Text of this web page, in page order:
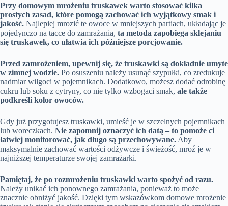
Przy domowym mrożeniu truskawek warto stosować kilka
prostych zasad, które pomogą zachować ich wyjątkowy smak i
jakość. Najlepiej mrozić te owoce w mniejszych partiach, układając je
pojedynczo na tacce do zamrażania, ta metoda zapobiega sklejaniu
się truskawek, co ułatwia ich późniejsze porcjowanie.
Przed zamrożeniem, upewnij się, że truskawki są dokładnie umyte
w zimnej wodzie. Po osuszeniu należy usunąć szypułki, co zredukuje
nadmiar wilgoci w pojemnikach. Dodatkowo, możesz dodać odrobinę
cukru lub soku z cytryny, co nie tylko wzbogaci smak, ale także
podkreśli kolor owoców.
Gdy już przygotujesz truskawki, umieść je w szczelnych pojemnikach
lub woreczkach. Nie zapomnij oznaczyć ich datą – to pomoże ci
łatwiej monitorować, jak długo są przechowywane. Aby
maksymalnie zachować wartości odżywcze i świeżość, mroź je w
najniższej temperaturze swojej zamrażarki.
Pamiętaj, że po rozmrożeniu truskawki warto spożyć od razu.
Należy unikać ich ponownego zamrażania, ponieważ to może
znacznie obniżyć jakość. Dzięki tym wskazówkom domowe mrożenie